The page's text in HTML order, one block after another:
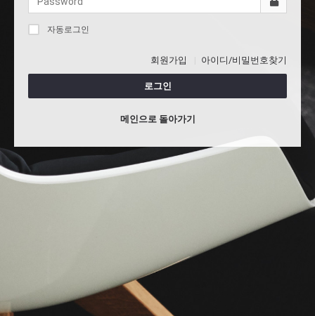
자동로그인
회원가입 아이디/비밀번호찾기
로그인
메인으로 돌아가기